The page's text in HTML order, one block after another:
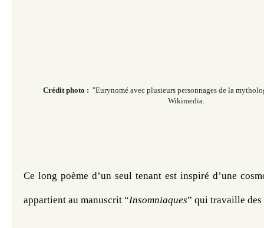
Crédit photo : "Eurynomé avec plusieurs personnages de la
Wikimedia.
Ce long poème d’un seul tenant est inspiré d’une
appartient au manuscrit “Insomniaques” qui travaille des